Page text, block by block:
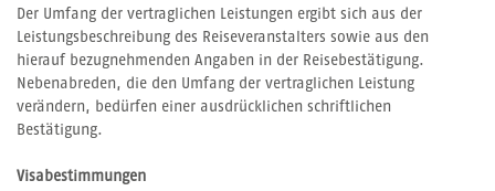
Der Umfang der vertraglichen Leistungen ergibt sich aus der
Leistungsbeschreibung des Reiseveranstalters sowie aus den
hierauf bezugnehmenden Angaben in der Reisebestätigung.
Nebenabreden, die den Umfang der vertraglichen Leistung
verändern, bedürfen einer ausdrücklichen schriftlichen
Bestätigung.
Visabestimmungen